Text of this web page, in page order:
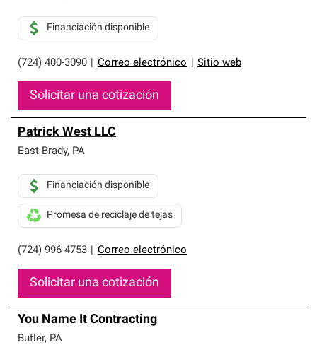
(724) 400-3090 Correo electrónico Sitio web
Financiación disponible
Solicitar una cotización
Patrick West LLC
East Brady, PA
(724) 996-4753 Correo electrónico
Financiación disponible
Promesa de reciclaje de tejas
Solicitar una cotización
You Name It Contracting
Butler, PA